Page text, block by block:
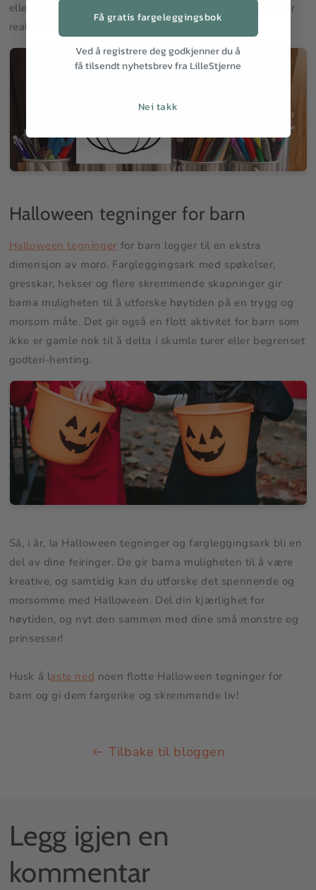
eller flekker på gresskarets overflate for å gi det en mer
realistisk følelse.
Halloween tegninger for barn
Halloween tegninger for barn legger til en ekstra
dimensjon av moro. Fargleggingsark med spøkelser,
gresskar, hekser og flere skremmende skapninger gir
barna muligheten til å utforske høytiden på en trygg og
morsom måte. Det gir også en flott aktivitet for barn som
ikke er gamle nok til å delta i skumle turer eller begrenset
godteri-henting.
Så, i år, la Halloween tegninger og fargleggingsark bli en
del av dine feiringer. De gir barna muligheten til å være
kreative, og samtidig kan du utforske det spennende og
morsomme med Halloween. Del din kjærlighet for
høytiden, og nyt den sammen med dine små monstre og
prinsesser!
Husk å laste ned noen flotte Halloween tegninger for
barn og gi dem fargerike og skremmende liv!
Tilbake til bloggen
Legg igjen en
kommentar
Få gratis fargeleggingsbok
Ved å registrere deg godkjenner du å
få tilsendt nyhetsbrev fra LilleStjerne
Nei takk